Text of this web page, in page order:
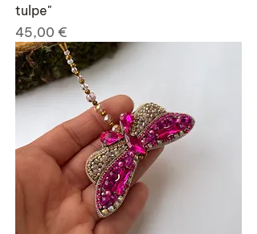
tulpe"
Cena
45,00 €